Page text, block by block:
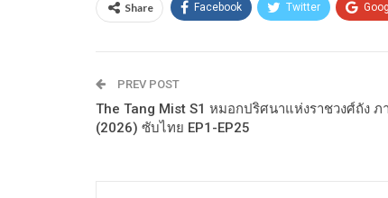
Share Facebook Twitter
PREV POST
The Tang Mist S1 หมอกปริศนาแห่งราชวงศ์ถัง ภ
(2026) ซับไทย EP1-EP25